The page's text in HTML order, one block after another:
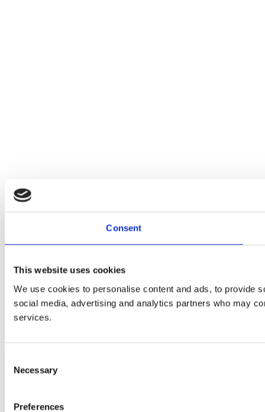
Consent
This website uses cookies
We use cookies to personalise content and ads, to provide
social media, advertising and analytics partners who may
services.
Selection
Necessary
Preferences